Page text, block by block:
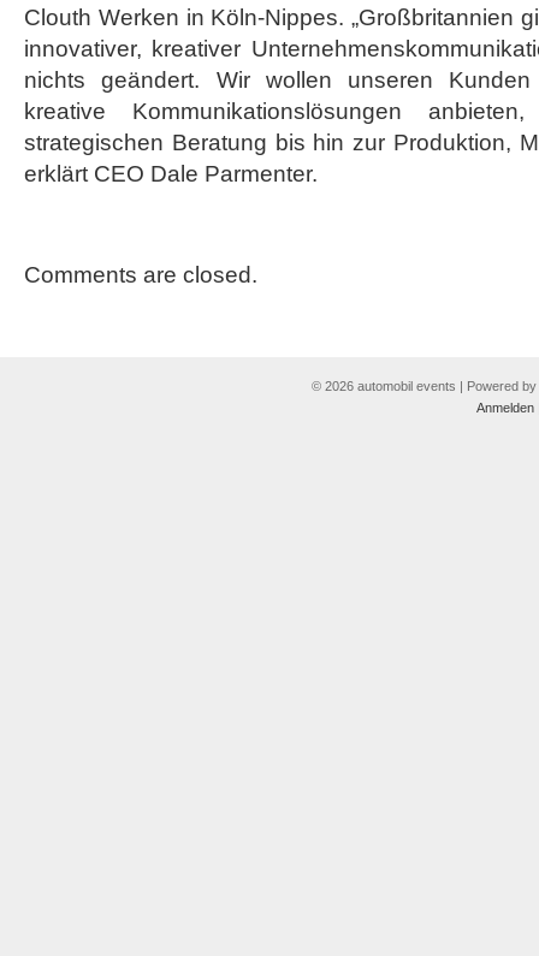
Clouth Werken in Köln-Nippes. „Großbritannien
innovativer, kreativer
nichts geändert. Wir wollen unseren
kreative Kommunikationslösungen
strategischen Beratung bis hin zur Produktion,
erklärt CEO Dale Parmenter.
Comments are closed.
© 2026 automobil events | Powered by
Anmelden|